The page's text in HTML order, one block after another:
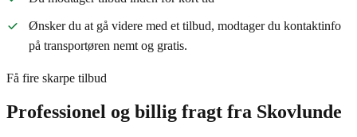
Ønsker du at gå videre med et tilbud, modtager du kontaktinfo
på transportøren nemt og gratis.
Få fire skarpe tilbud
Professionel og billig fragt fra Skovlunde